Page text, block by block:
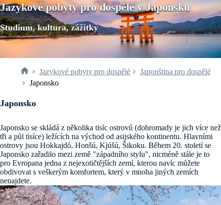
Jazykové pobyty pro dospělé v Japonsku
Studium, kultura, zážitky
Jazykové pobyty pro dospělé
Japonština pro dospělé
Japonsko
Japonsko
Japonsko se skládá z několika tisíc ostrovů (dohromady je jich více než
tři a půl tisíce) ležících na východ od asijského kontinentu. Hlavními
ostrovy jsou Hokkajdó, Honšú, Kjúšú, Šikoku. Během 20. století se
Japonsko zařadilo mezi země "západního stylu", nicméně stále je to
pro Evropana jedna z nejexotičtějších zemí, kterou navíc můžete
obdivovat s veškerým komfortem, který v mnoha jiných zemích
nenajdete.